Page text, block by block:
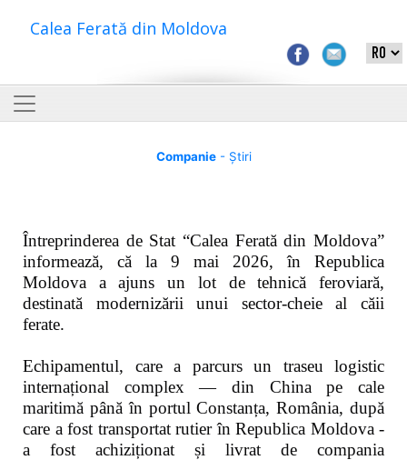
Calea Ferată din Moldova
Companie- Știri
Întreprinderea de Stat “Calea Ferată din Moldova”
informează, că la 9 mai 2026, în Republica
Moldova a ajuns un lot de tehnică feroviară,
destinată modernizării unui sector-cheie al căii
ferate.
Echipamentul, care a parcurs un traseu logistic
internațional complex — din China pe cale
maritimă până în portul Constanța, România, după
care a fost transportat rutier în Republica Moldova -
a fost achiziționat și livrat de compania